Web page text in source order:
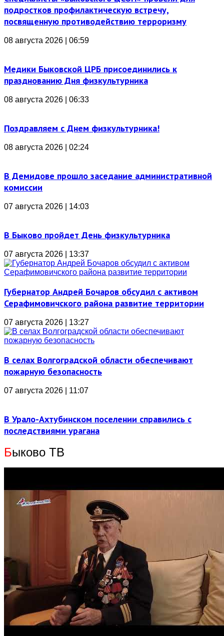
подростков профилактическую встречу,
посвященную противодействию терроризму
08 августа 2026 | 06:59
Медики Быковской ЦРБ присоединились к
празднованию Дня физкультурника
08 августа 2026 | 06:33
Поздравляем с Днем физкультурника!
08 августа 2026 | 02:24
В Демидове прошло заседание административной
комиссии
07 августа 2026 | 14:03
В Быково пройдет День физкультурника
07 августа 2026 | 13:37
Губернатор Андрей Бочаров обсудил с активом
Серафимовичского района развитие территории
07 августа 2026 | 13:27
В селах Волгоградской области обеспечивают
пожарную безопасность
07 августа 2026 | 11:07
В Урало-Ахтубинском поселении справились с
последствиями урагана
Быково ТВ